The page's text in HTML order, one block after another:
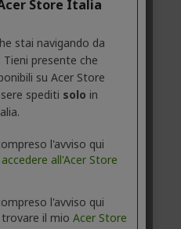
Store Italia
stai navigando da
Tieni presente che
su Acer Store
spediti solo in
l'avviso qui
accedere all'Acer Store
l'avviso qui
il mio Acer Store